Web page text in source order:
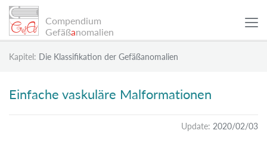
Compendium
Gefäßanomalien
Einfache vaskuläre Malformationen
Kapitel: Die Klassifikation der Gefäßanomalien
Update: 2020/02/03